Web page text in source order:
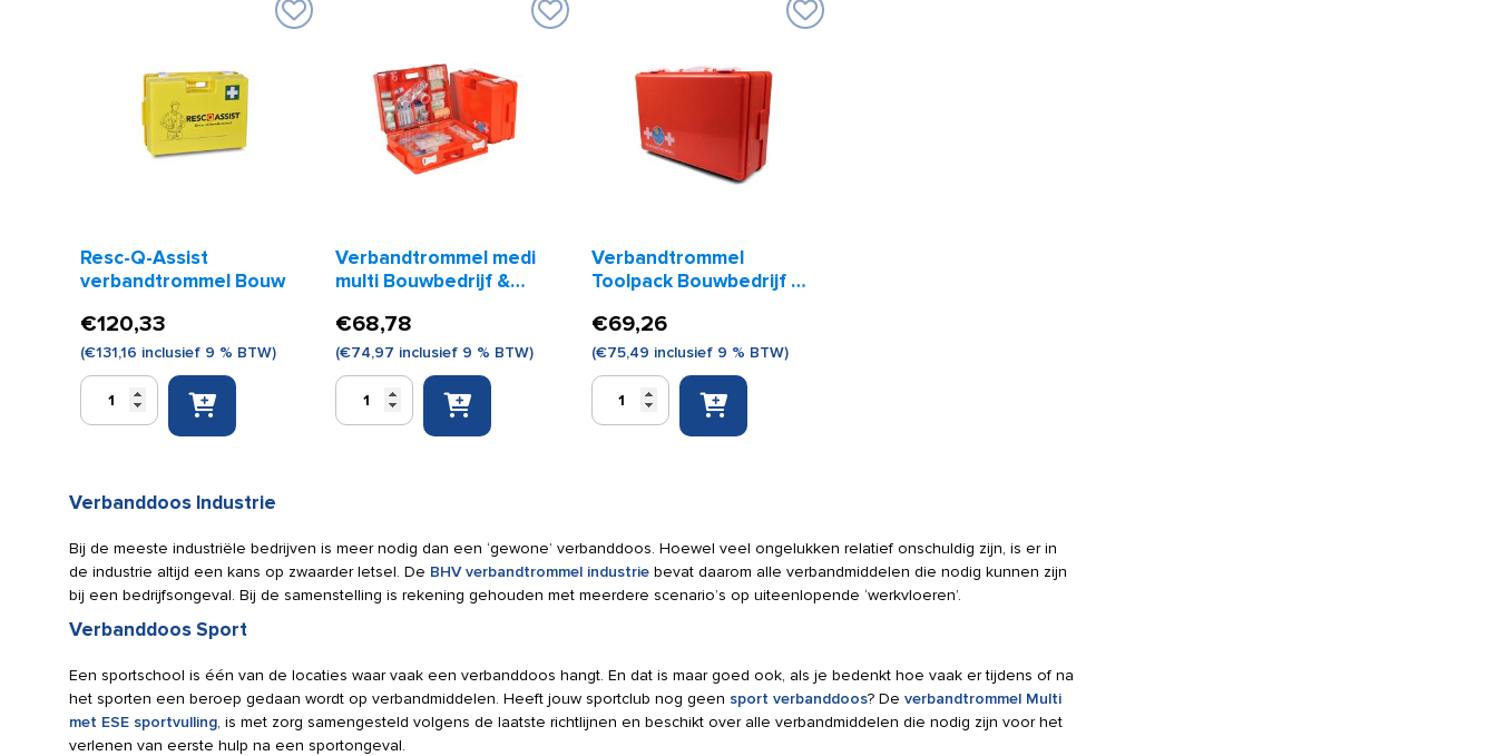
Resc-Q-Assist
verbandtrommel Bouw
€120,33
(€131,16 inclusief 9 % BTW)
Resc-
aantal
Verbandtrommel medi
multi Bouwbedrijf &
€68,78
(€74,97 inclusief 9 % BTW)
Verbandtrommel
medi
Verbandtrommel
Toolpack Bouwbedrijf &
€69,26
(€75,49 inclusief 9 % BTW)
Verbandtrommel
Toolpack
Verbanddoos Industrie
Bij de meeste industriële bedrijven is meer nodig dan een ‘gewone’ verbanddoos. Hoewel veel ongelukken relatief onschuldig zijn, is er in
de industrie altijd een kans op zwaarder letsel. De BHV verbandtrommel industrie bevat daarom alle verbandmiddelen die nodig kunnen zijn
bij een bedrijfsongeval. Bij de samenstelling is rekening gehouden met meerdere scenario’s op uiteenlopende ‘werkvloeren’.
Verbanddoos Sport
Een sportschool is één van de locaties waar vaak een verbanddoos hangt. En dat is maar goed ook, als je bedenkt hoe vaak er tijdens of na
het sporten een beroep gedaan wordt op verbandmiddelen. Heeft jouw sportclub nog geen sport verbanddoos? De verbandtrommel Multi
met ESE sportvulling, is met zorg samengesteld volgens de laatste richtlijnen en beschikt over alle verbandmiddelen die nodig zijn voor het
verlenen van eerste hulp na een sportongeval.